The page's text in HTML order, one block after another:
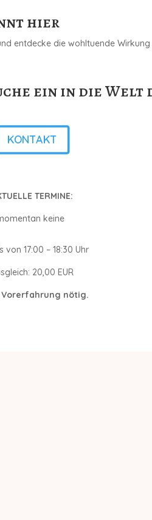
hier
entdecke die wohltuende Wirkung
ein in die
KONTAKT
TERMINE:
keine
von 17:00 – 18:30 Uhr
20,00 EUR
Vorerfahrung nötig.